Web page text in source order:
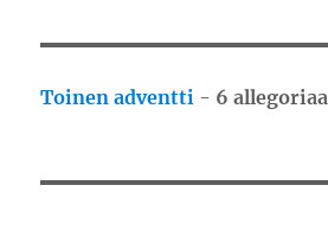
Toinen adventti - 6 allegoriaa